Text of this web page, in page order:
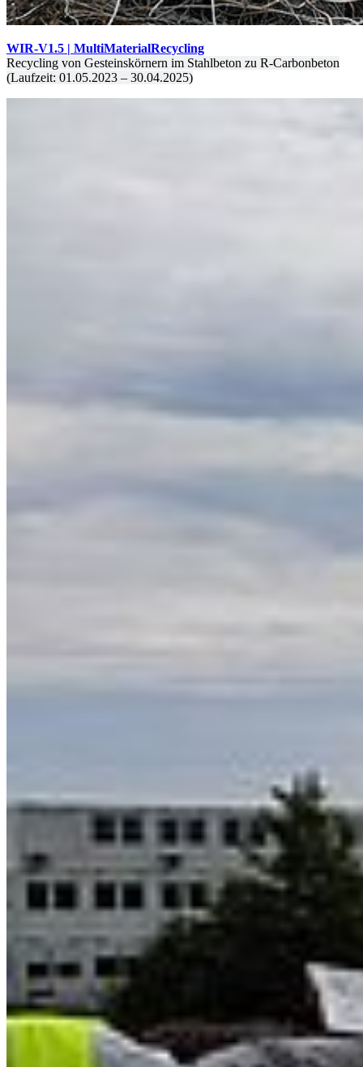
WIR-V1.5 | MultiMaterialRecycling
Recycling von Gesteinskörnern im Stahlbeton zu R-Carbonbeton
(Laufzeit: 01.05.2023 – 30.04.2025)